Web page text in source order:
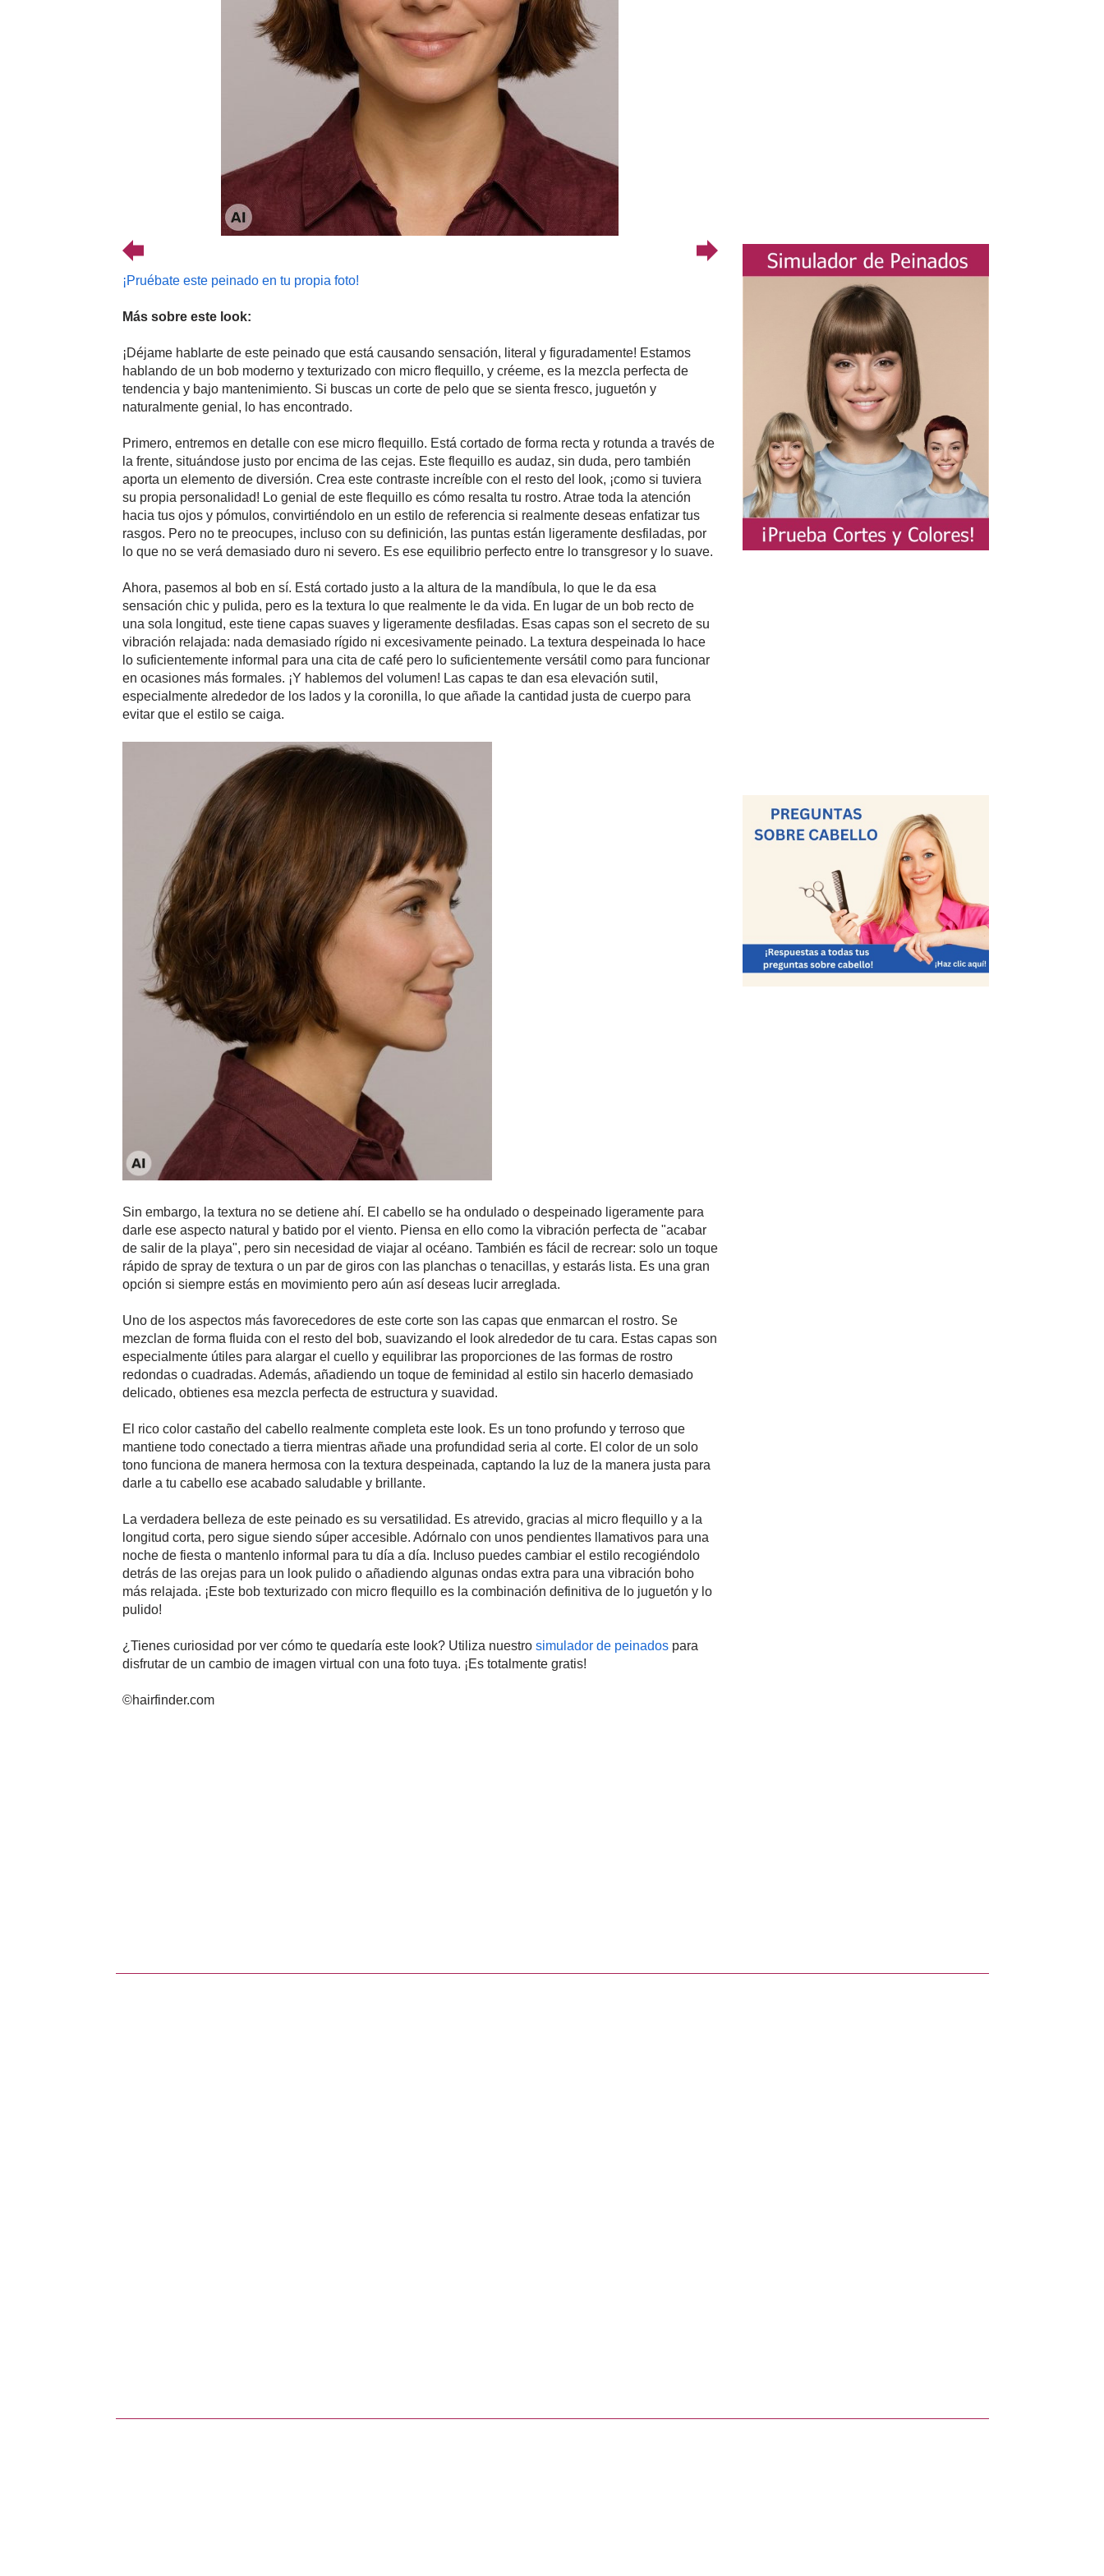
¡Pruébate este peinado en tu propia foto!
Más sobre este look:
¡Déjame hablarte de este peinado que está causando sensación, literal y figuradamente! Estamos
hablando de un bob moderno y texturizado con micro flequillo, y créeme, es la mezcla perfecta de
tendencia y bajo mantenimiento. Si buscas un corte de pelo que se sienta fresco, juguetón y
naturalmente genial, lo has encontrado.
Primero, entremos en detalle con ese micro flequillo. Está cortado de forma recta y rotunda a través de
la frente, situándose justo por encima de las cejas. Este flequillo es audaz, sin duda, pero también
aporta un elemento de diversión. Crea este contraste increíble con el resto del look, ¡como si tuviera
su propia personalidad! Lo genial de este flequillo es cómo resalta tu rostro. Atrae toda la atención
hacia tus ojos y pómulos, convirtiéndolo en un estilo de referencia si realmente deseas enfatizar tus
rasgos. Pero no te preocupes, incluso con su definición, las puntas están ligeramente desfiladas, por
lo que no se verá demasiado duro ni severo. Es ese equilibrio perfecto entre lo transgresor y lo suave.
Ahora, pasemos al bob en sí. Está cortado justo a la altura de la mandíbula, lo que le da esa
sensación chic y pulida, pero es la textura lo que realmente le da vida. En lugar de un bob recto de
una sola longitud, este tiene capas suaves y ligeramente desfiladas. Esas capas son el secreto de su
vibración relajada: nada demasiado rígido ni excesivamente peinado. La textura despeinada lo hace
lo suficientemente informal para una cita de café pero lo suficientemente versátil como para funcionar
en ocasiones más formales. ¡Y hablemos del volumen! Las capas te dan esa elevación sutil,
especialmente alrededor de los lados y la coronilla, lo que añade la cantidad justa de cuerpo para
evitar que el estilo se caiga.
Sin embargo, la textura no se detiene ahí. El cabello se ha ondulado o despeinado ligeramente para
darle ese aspecto natural y batido por el viento. Piensa en ello como la vibración perfecta de "acabar
de salir de la playa", pero sin necesidad de viajar al océano. También es fácil de recrear: solo un toque
rápido de spray de textura o un par de giros con las planchas o tenacillas, y estarás lista. Es una gran
opción si siempre estás en movimiento pero aún así deseas lucir arreglada.
Uno de los aspectos más favorecedores de este corte son las capas que enmarcan el rostro. Se
mezclan de forma fluida con el resto del bob, suavizando el look alrededor de tu cara. Estas capas son
especialmente útiles para alargar el cuello y equilibrar las proporciones de las formas de rostro
redondas o cuadradas. Además, añadiendo un toque de feminidad al estilo sin hacerlo demasiado
delicado, obtienes esa mezcla perfecta de estructura y suavidad.
El rico color castaño del cabello realmente completa este look. Es un tono profundo y terroso que
mantiene todo conectado a tierra mientras añade una profundidad seria al corte. El color de un solo
tono funciona de manera hermosa con la textura despeinada, captando la luz de la manera justa para
darle a tu cabello ese acabado saludable y brillante.
La verdadera belleza de este peinado es su versatilidad. Es atrevido, gracias al micro flequillo y a la
longitud corta, pero sigue siendo súper accesible. Adórnalo con unos pendientes llamativos para una
noche de fiesta o mantenlo informal para tu día a día. Incluso puedes cambiar el estilo recogiéndolo
detrás de las orejas para un look pulido o añadiendo algunas ondas extra para una vibración boho
más relajada. ¡Este bob texturizado con micro flequillo es la combinación definitiva de lo juguetón y lo
pulido!
¿Tienes curiosidad por ver cómo te quedaría este look? Utiliza nuestro simulador de peinadospara
disfrutar de un cambio de imagen virtual con una foto tuya. ¡Es totalmente gratis!
©hairfinder.com